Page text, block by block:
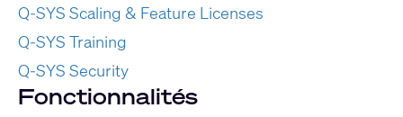
Q-SYS Scaling & Feature Licenses
Q-SYS Training
Q-SYS Security
Fonctionnalités